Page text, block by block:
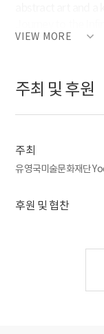
Kim as a collateral
transition from
Held across three
the exhibition
condensed and
first solo
VIEW MORE
주최 및 후원
주최
유영국미술문화재단
후원 및 협찬